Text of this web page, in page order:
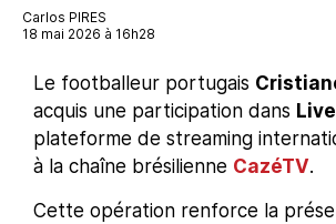
Carlos PIRES
18 mai 2026 à 16h28
Le footballeur portugais
acquis une participation dans
plateforme de streaming
à la chaîne brésilienne CazéTV.
Cette opération renforce la